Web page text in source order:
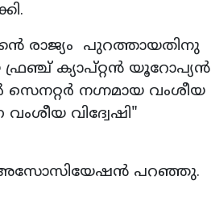
രാജ്യം പുറത്തായതിനു
ക്യാപ്റ്റൻ യൂറോപ്യൻ
നഗ്നമായ വംശീയ
വിദ്വേഷി"
അസോസിയേഷൻ പറഞ്ഞു.